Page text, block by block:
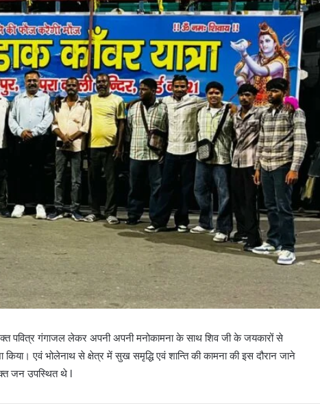
पवित्र गंगाजल लेकर अपनी अपनी मनोकामना के साथ शिव जी के जयकारों से
एवं भोलेनाथ से क्षेत्र में सुख समृद्धि एवं शान्ति की कामना की इस दौरान जाने
जन उपस्थित थे l